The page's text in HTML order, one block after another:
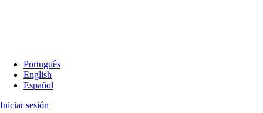
Português
English
Español
Iniciar sesión